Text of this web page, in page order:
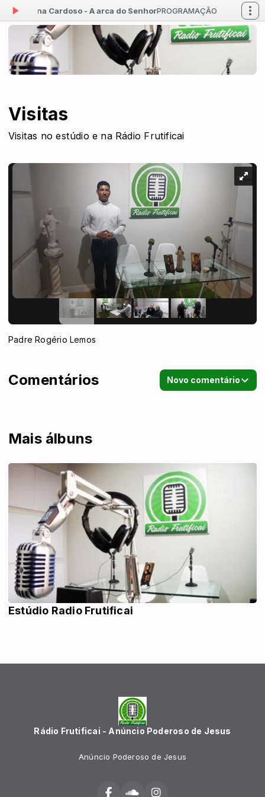
Cardoso - A arca do SenhorPROGRAMAÇÃO MUSICAL das
Visitas
Visitas no estúdio e na Rádio Frutificai
Mais álbuns
Estúdio Radio Frutificai
Padre Rogério Lemos
Comentários Novo comentário
Rádio Frutificai - Anúncio Poderoso de Jesus
Anúncio Poderoso de Jesus